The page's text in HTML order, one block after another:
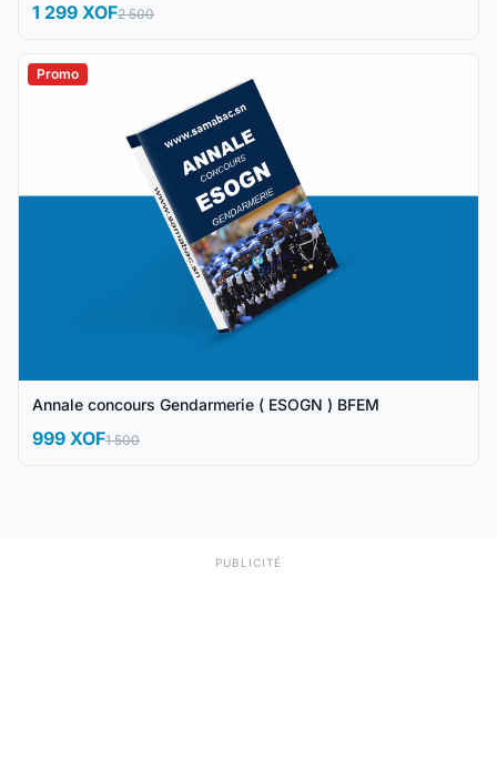
1 299 XOF2 500
Promo
Annale concours Gendarmerie ( ESOGN ) BFEM
999 XOF1 500
PUBLICITÉ